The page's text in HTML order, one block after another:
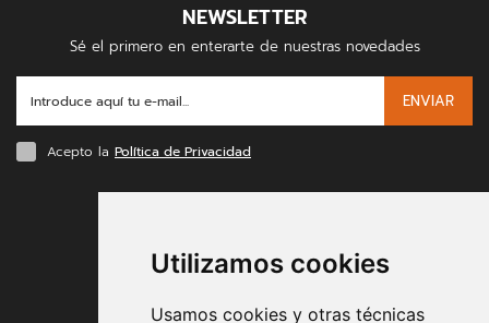
Utilizamos cookies
Usamos cookies y otras técnicas
NEWSLETTER
Sé el primero en enterarte de nuestras novedades
ENVIAR
Acepto la Política de Privacidad